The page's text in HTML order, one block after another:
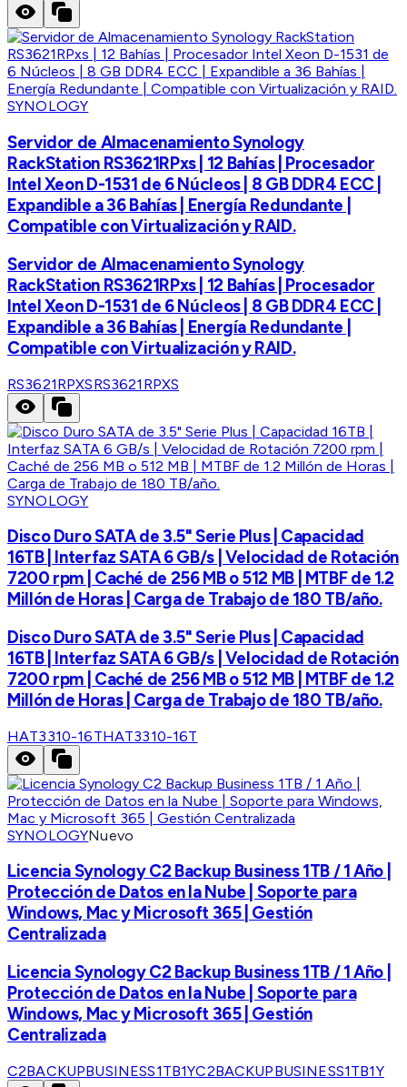
SYNOLOGY
Servidor de Almacenamiento Synology
RackStation RS3621RPxs | 12 Bahías | Procesador
Intel Xeon D-1531 de 6 Núcleos | 8 GB DDR4 ECC |
Expandible a 36 Bahías | Energía Redundante |
Compatible con Virtualización y RAID.
Servidor de Almacenamiento Synology
RackStation RS3621RPxs | 12 Bahías | Procesador
Intel Xeon D-1531 de 6 Núcleos | 8 GB DDR4 ECC |
Expandible a 36 Bahías | Energía Redundante |
Compatible con Virtualización y RAID.
RS3621RPXSRS3621RPXS
SYNOLOGY
Disco Duro SATA de 3.5" Serie Plus | Capacidad
16TB | Interfaz SATA 6 GB/s | Velocidad de Rotación
7200 rpm | Caché de 256 MB o 512 MB | MTBF de 1.2
Millón de Horas | Carga de Trabajo de 180 TB/año.
Disco Duro SATA de 3.5" Serie Plus | Capacidad
16TB | Interfaz SATA 6 GB/s | Velocidad de Rotación
7200 rpm | Caché de 256 MB o 512 MB | MTBF de 1.2
Millón de Horas | Carga de Trabajo de 180 TB/año.
HAT3310-16THAT3310-16T
SYNOLOGYNuevo
Licencia Synology C2 Backup Business 1TB / 1 Año |
Protección de Datos en la Nube | Soporte para
Windows, Mac y Microsoft 365 | Gestión
Centralizada
Licencia Synology C2 Backup Business 1TB / 1 Año |
Protección de Datos en la Nube | Soporte para
Windows, Mac y Microsoft 365 | Gestión
Centralizada
C2BACKUPBUSINESS1TB1YC2BACKUPBUSINESS1TB1Y